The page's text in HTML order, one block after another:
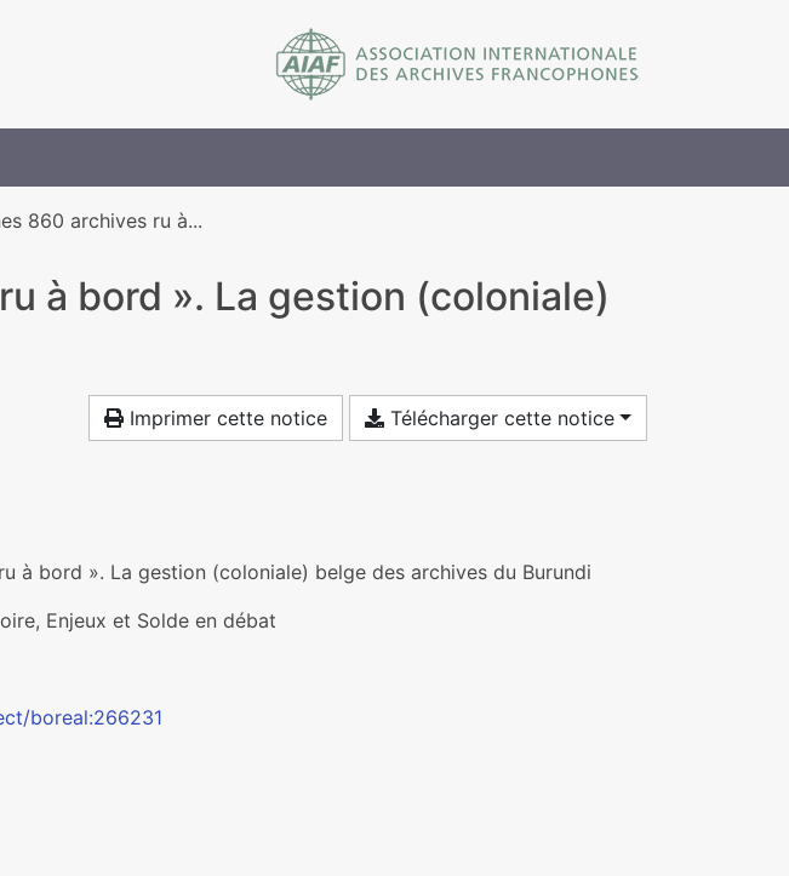
860 archives ru à...
à bord ». La gestion (coloniale)
Imprimer cette notice Télécharger cette notice
à bord ». La gestion (coloniale) belge des archives du Burundi
Enjeux et Solde en débat
boreal:266231